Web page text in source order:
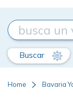
Buscar
Home Bavaria